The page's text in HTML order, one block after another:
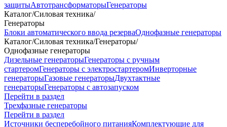
защитыАвтотрансформаторыГенераторы
Каталог/Силовая техника/
Генераторы
Блоки автоматического ввода резерваОднофазные генераторы
Каталог/Силовая техника/Генераторы/
Однофазные генераторы
Дизельные генераторыГенераторы с ручным
стартеромГенераторы с электростартеромИнверторные
генераторыГазовые генераторыДвухтактные
генераторыГенераторы с автозапуском
Перейти в раздел
Трехфазные генераторы
Перейти в раздел
Источники бесперебойного питанияКомплектующие для